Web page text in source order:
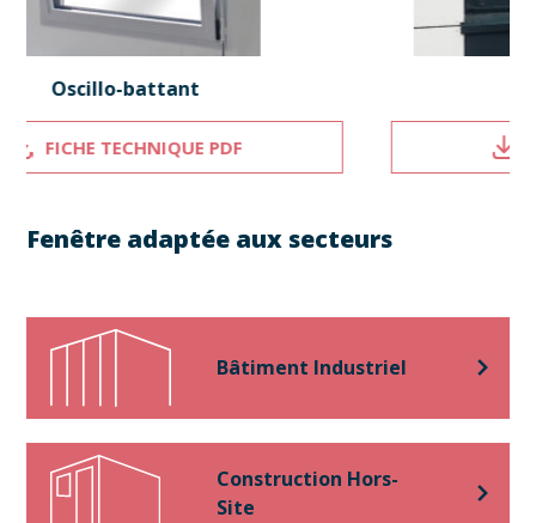
FICHE TECHNIQUE PDF
Fenêtre adaptée aux secteurs
Bâtiment Industriel
Construction Hors-
Site